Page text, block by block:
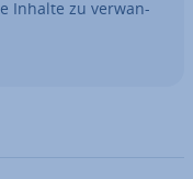
Inhalte zu ver­wan­